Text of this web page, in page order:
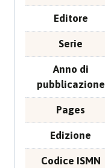
Editore
Serie
Anno di
pubblicazione
Pages
Edizione
Codice ISMN